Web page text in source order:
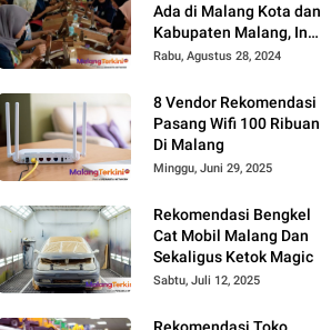
Ada di Malang Kota dan
Kabupaten Malang, Ini
Alamat dan
Rabu, Agustus 28, 2024
8 Vendor Rekomendasi
Pasang Wifi 100 Ribuan
Di Malang
Minggu, Juni 29, 2025
Rekomendasi Bengkel
Cat Mobil Malang Dan
Sekaligus Ketok Magic
Sabtu, Juli 12, 2025